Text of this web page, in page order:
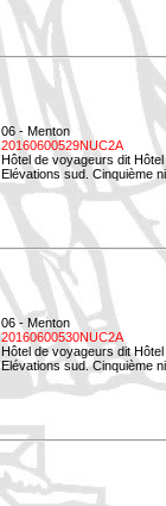
06 - Menton
20160600529NUC2A
Hôtel de voyageurs dit
Elévations sud. Cinquième
06 - Menton
20160600530NUC2A
Hôtel de voyageurs dit
Elévations sud. Cinquième